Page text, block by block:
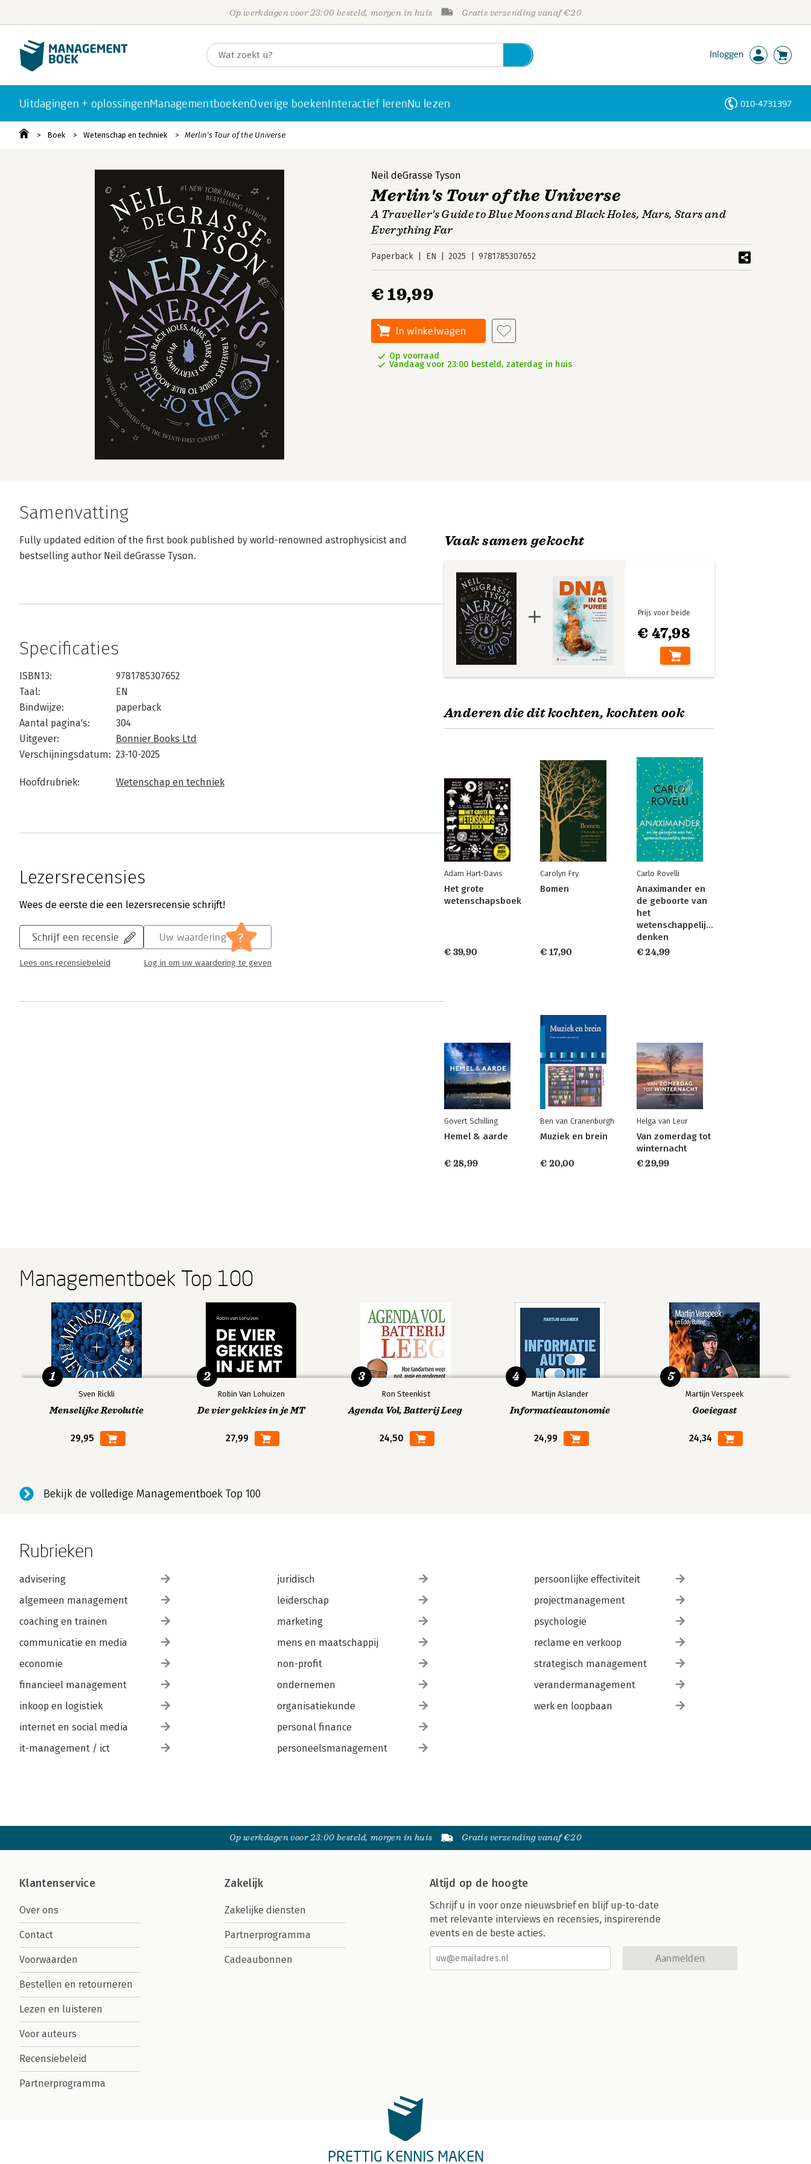
Op werkdagen voor 23:00 besteld, morgen in huis Gratis verzending vanaf €20
Inloggen
Uitdagingen + oplossingenManagementboekenOverige boekenInteractief lerenNu lezen 010-4731397
Boek Wetenschap en techniek Merlin's Tour of the Universe
Neil deGrasse Tyson
Merlin's Tour of the Universe
A Traveller's Guide to Blue Moons and Black Holes, Mars, Stars and
Everything Far
Paperback EN 2025 9781785307652
€ 19,99
In winkelwagen
Op voorraad
Vandaag voor 23:00 besteld, zaterdag in huis
Samenvatting
Fully updated edition of the first book published by world-renowned astrophysicist and
bestselling author Neil deGrasse Tyson.
Specificaties
ISBN13:
9781785307652
Taal:
EN
Bindwijze:
paperback
Aantal pagina's:
304
Uitgever:
Bonnier Books Ltd
Verschijningsdatum: 23-10-2025
Hoofdrubriek: Wetenschap en techniek
Lezersrecensies
Wees de eerste die een lezersrecensie schrijft!
Schrijf een recensie
Lees ons recensiebeleid
Uw waardering ?
Log in om uw waardering te geven
Vaak samen gekocht
€ 47,98
Prijs voor beide
Anderen die dit kochten, kochten ook
Adam Hart-Davis
Het grote
wetenschapsboek
€ 39,90
Carolyn Fry
Bomen
€ 17,90
Carlo Rovelli
Anaximander en
de geboorte van
het
wetenschappelijke
denken
€ 24,99
Govert Schilling
Hemel & aarde
€ 28,99
Ben van Cranenburgh
Muziek en brein
€ 20,00
Helga van Leur
Van zomerdag tot
winternacht
€ 29,99
Managementboek Top 100
Sven Rickli
Menselijke Revolutie
29,95
1
Robin Van Lohuizen
De vier gekkies in je MT
27,99
2
Ron Steenkist
Agenda Vol, Batterij Leeg
24,50
3
Martijn Aslander
Informatieautonomie
24,99
4
Martijn Verspeek
Goeiegast
24,34
5
Bekijk de volledige Managementboek Top 100
Rubrieken
advisering
algemeen management
coaching en trainen
communicatie en media
economie
financieel management
inkoop en logistiek
internet en social media
it-management / ict
juridisch
leiderschap
marketing
mens en maatschappij
non-profit
ondernemen
organisatiekunde
personal finance
personeelsmanagement
persoonlijke effectiviteit
projectmanagement
psychologie
reclame en verkoop
strategisch management
verandermanagement
werk en loopbaan
Op werkdagen voor 23:00 besteld, morgen in huis Gratis verzending vanaf €20
Klantenservice
Over ons
Contact
Voorwaarden
Bestellen en retourneren
Lezen en luisteren
Voor auteurs
Recensiebeleid
Partnerprogramma
Zakelijk
Zakelijke diensten
Partnerprogramma
Cadeaubonnen
Altijd op de hoogte
Schrijf u in voor onze nieuwsbrief en blijf up-to-date
met relevante interviews en recensies, inspirerende
events en de beste acties.
Aanmelden
PRETTIG KENNIS MAKEN
Personen